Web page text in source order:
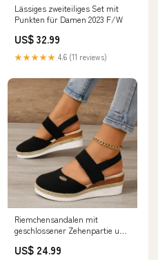
Lässiges zweiteiliges Set mit
Punkten für Damen 2023 F/W
US$ 32.99
★★★★★ 4.6 (11 reviews)
Riemchensandalen mit
geschlossener Zehenpartie und
US$ 24.99